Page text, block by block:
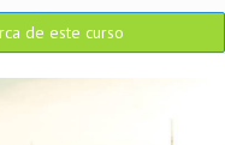
de este curso